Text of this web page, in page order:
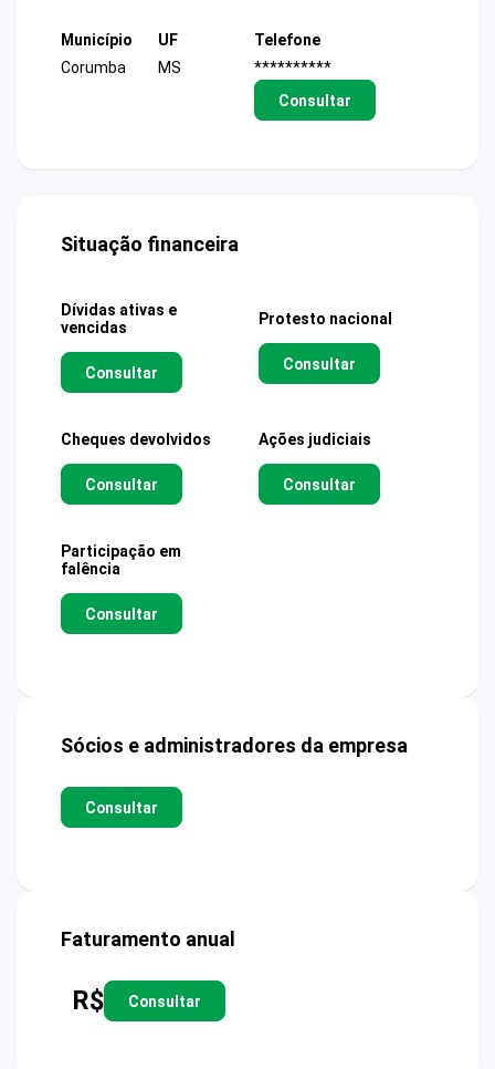
Município
Corumba
UF
MS
Telefone
**********
Consultar
Situação financeira
Dívidas ativas e
vencidas
Consultar
Protesto nacional
Consultar
Cheques devolvidos
Consultar
Ações judiciais
Consultar
Participação em
falência
Consultar
Sócios e administradores da empresa
Consultar
Faturamento anual
R$ Consultar